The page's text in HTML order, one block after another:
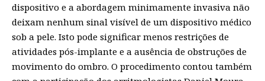
dispositivo e a abordagem minimamente invasiva não
deixam nenhum sinal visível de um dispositivo médico
sob a pele. Isto pode significar menos restrições de
atividades pós-implante e a ausência de obstruções de
movimento do ombro. O procedimento contou também